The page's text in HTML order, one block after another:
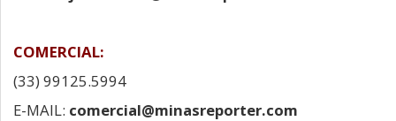
COMERCIAL:
(33) 99125.5994
E-MAIL: comercial@minasreporter.com